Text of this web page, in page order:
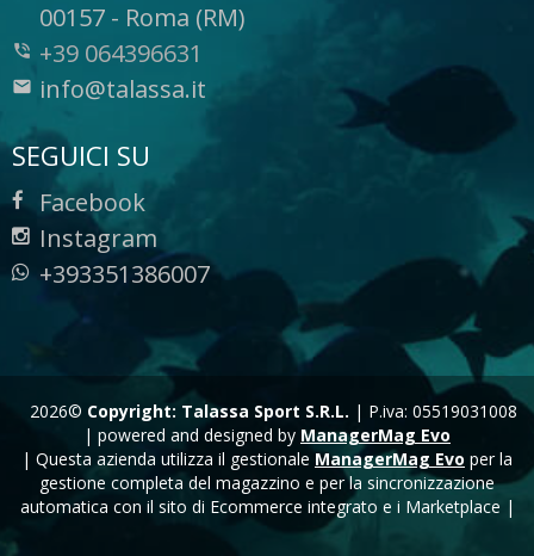
-
00157 - Roma (RM)
+39 064396631
info@talassa.it
SEGUICI SU
Facebook
Instagram
+393351386007
2026© Copyright: Talassa Sport S.R.L. | P.iva: 05519031008
| powered and designed by ManagerMag Evo
| Questa azienda utilizza il gestionale ManagerMag Evo per la
gestione completa del magazzino e per la sincronizzazione
automatica con il sito di Ecommerce integrato e i Marketplace |